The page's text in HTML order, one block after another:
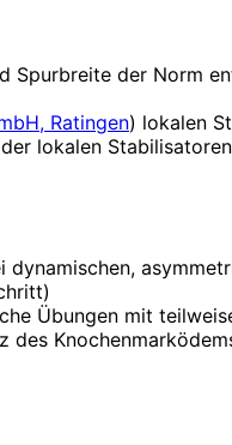
Spurbreite der Norm
Ratingen) lokalen
lokalen
Übungen mit
des